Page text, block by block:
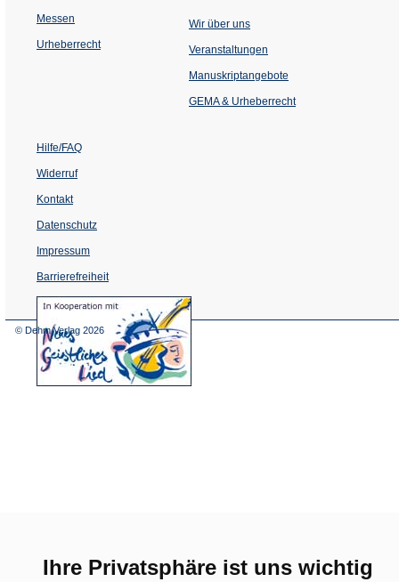
Ihre Privatsphäre ist uns wichtig
Messen
Urheberrecht
Wir über uns
Veranstaltungen
einem
Tab)
Manuskriptangebote
GEMA & Urheberrecht
Hilfe/FAQ
Widerruf
Kontakt
Datenschutz
Impressum
Barrierefreiheit
(Öffnet
in
© Dehm Verlag 2026